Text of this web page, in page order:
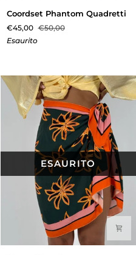
Phantom
Quadretti
Coordset Phantom Quadretti
€45,00 €50,00
Esaurito
ESAURITO